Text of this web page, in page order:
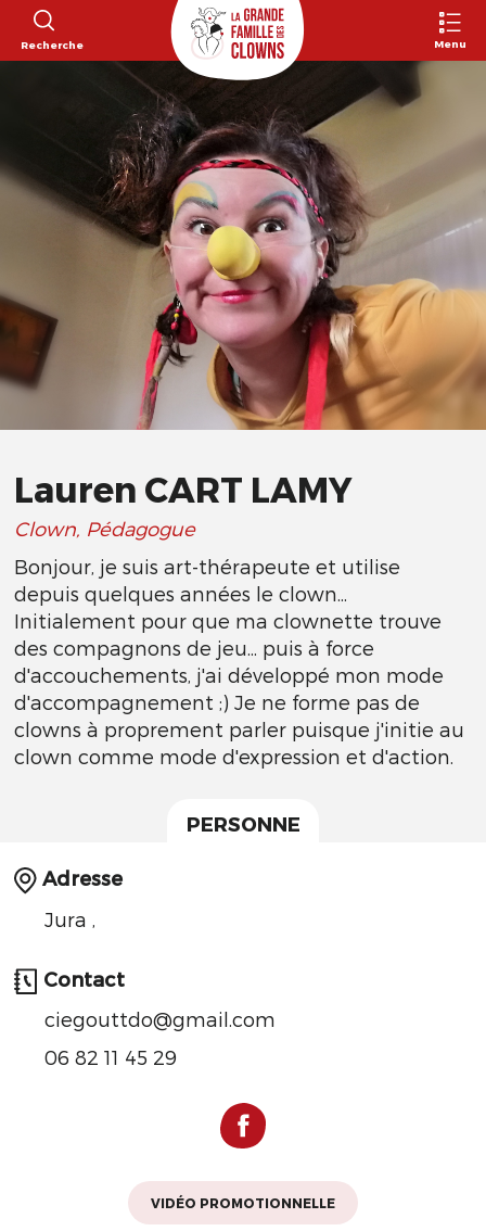
Recherche Menu
Lauren CART LAMY
Clown, Pédagogue
Bonjour, je suis art-thérapeute et utilise
depuis quelques années le clown...
Initialement pour que ma clownette trouve
des compagnons de jeu... puis à force
d'accouchements, j'ai développé mon mode
d'accompagnement ;) Je ne forme pas de
clowns à proprement parler puisque j'initie au
clown comme mode d'expression et d'action.
PERSONNE
Adresse
Jura ,
Contact
ciegouttdo@gmail.com
06 82 11 45 29
VIDÉO PROMOTIONNELLE